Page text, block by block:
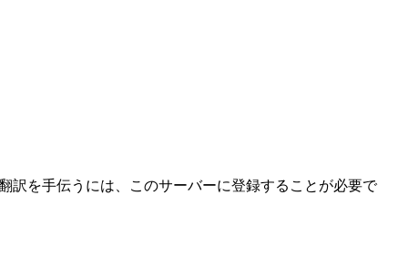
訳を手伝うには、このサーバーに登録することが必要で